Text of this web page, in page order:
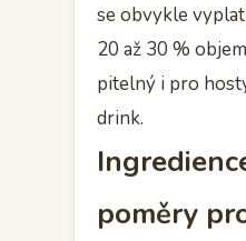
se obvykle
20 až 30 %
pitelný i pro
drink.
poměry